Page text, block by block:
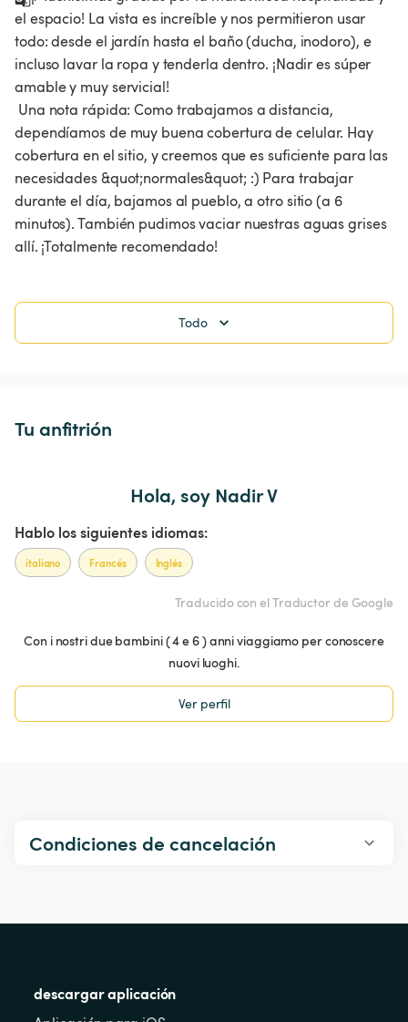
el espacio! La vista es increíble y nos permitieron usar
todo: desde el jardín hasta el baño (ducha, inodoro), e
incluso lavar la ropa y tenderla dentro. ¡Nadir es súper
amable y muy servicial!
dependíamos de muy buena cobertura de celular. Hay
cobertura en el sitio, y creemos que es suficiente para las
necesidades &quot;normales&quot; :) Para trabajar
durante el día, bajamos al pueblo, a otro sitio (a 6
minutos). También pudimos vaciar nuestras aguas grises
allí. ¡Totalmente recomendado!
Todo
Tu anfitrión
Hola, soy Nadir V
Hablo los siguientes idiomas:
italiano Francés Inglés
Traducido con el Traductor de Google
Con i nostri due bambini ( 4 e 6 ) anni viaggiamo per conoscere
nuovi luoghi.
Ver perfil
Condiciones de cancelación
descargar aplicación